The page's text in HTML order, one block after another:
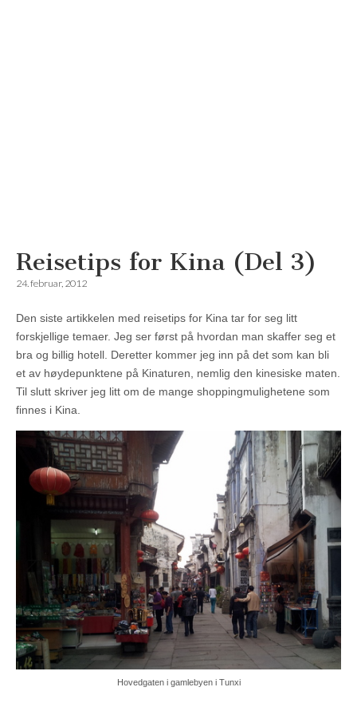
Reisemagazinet
Reisetips for Kina (Del 3)
24. februar, 2012
Den siste artikkelen med reisetips for Kina tar for seg litt
forskjellige temaer. Jeg ser først på hvordan man skaffer seg et
bra og billig hotell. Deretter kommer jeg inn på det som kan bli
et av høydepunktene på Kinaturen, nemlig den kinesiske maten.
Til slutt skriver jeg litt om de mange shoppingmulighetene som
finnes i Kina.
Hovedgaten i gamlebyen i Tunxi